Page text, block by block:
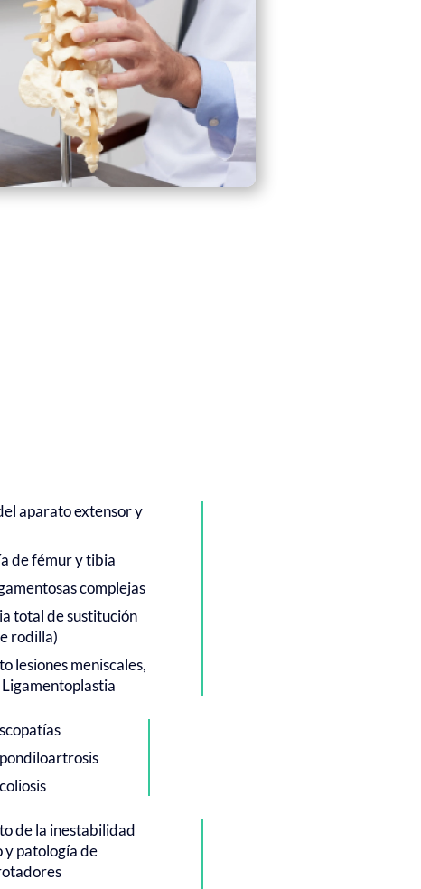
aparato extensor y
de fémur y tibia
complejas
total de sustitución
rodilla)
lesiones meniscales,
de la inestabilidad
y patología de